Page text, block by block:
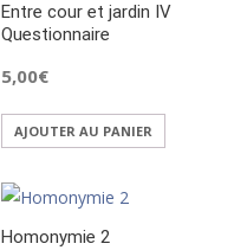
Entre cour et jardin IV
Questionnaire
5,00€
AJOUTER AU PANIER
Homonymie 2